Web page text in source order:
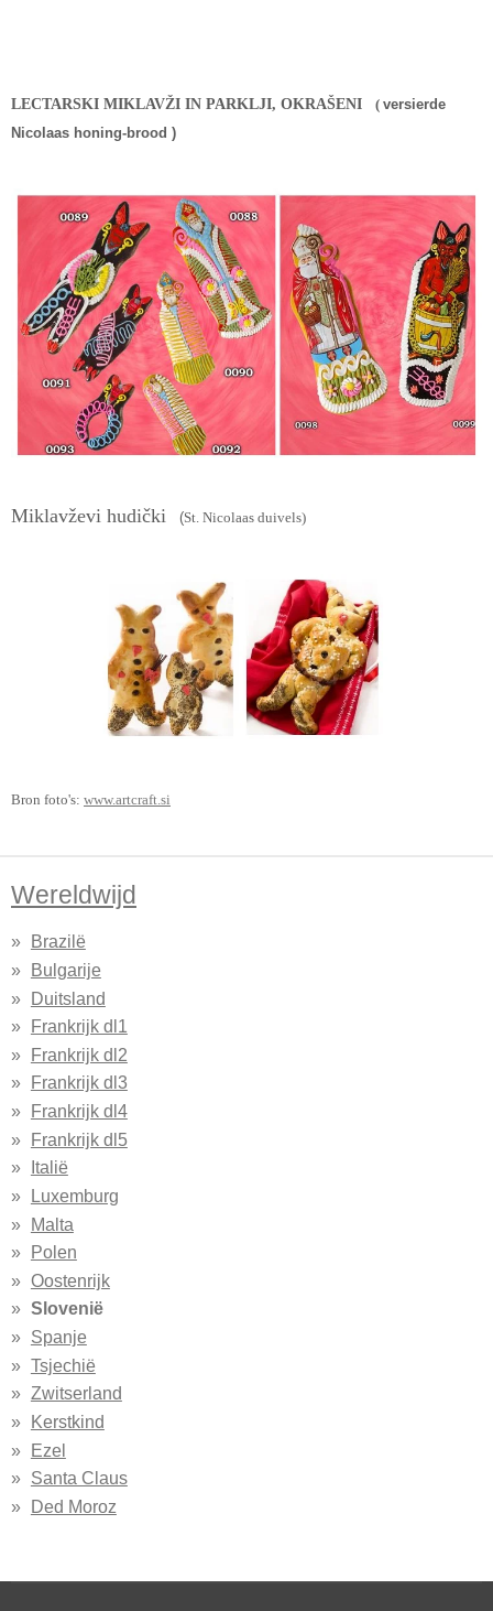
LECTARSKI MIKLAVŽI IN PARKLJI, OKRAŠENI ( versierde
Nicolaas honing-brood )
Miklavževi hudički (St. Nicolaas duivels)
Bron foto's: www.artcraft.si
Wereldwijd
Brazilë
Bulgarije
Duitsland
Frankrijk dl1
Frankrijk dl2
Frankrijk dl3
Frankrijk dl4
Frankrijk dl5
Italië
Luxemburg
Malta
Polen
Oostenrijk
Slovenië
Spanje
Tsjechië
Zwitserland
Kerstkind
Ezel
Santa Claus
Ded Moroz